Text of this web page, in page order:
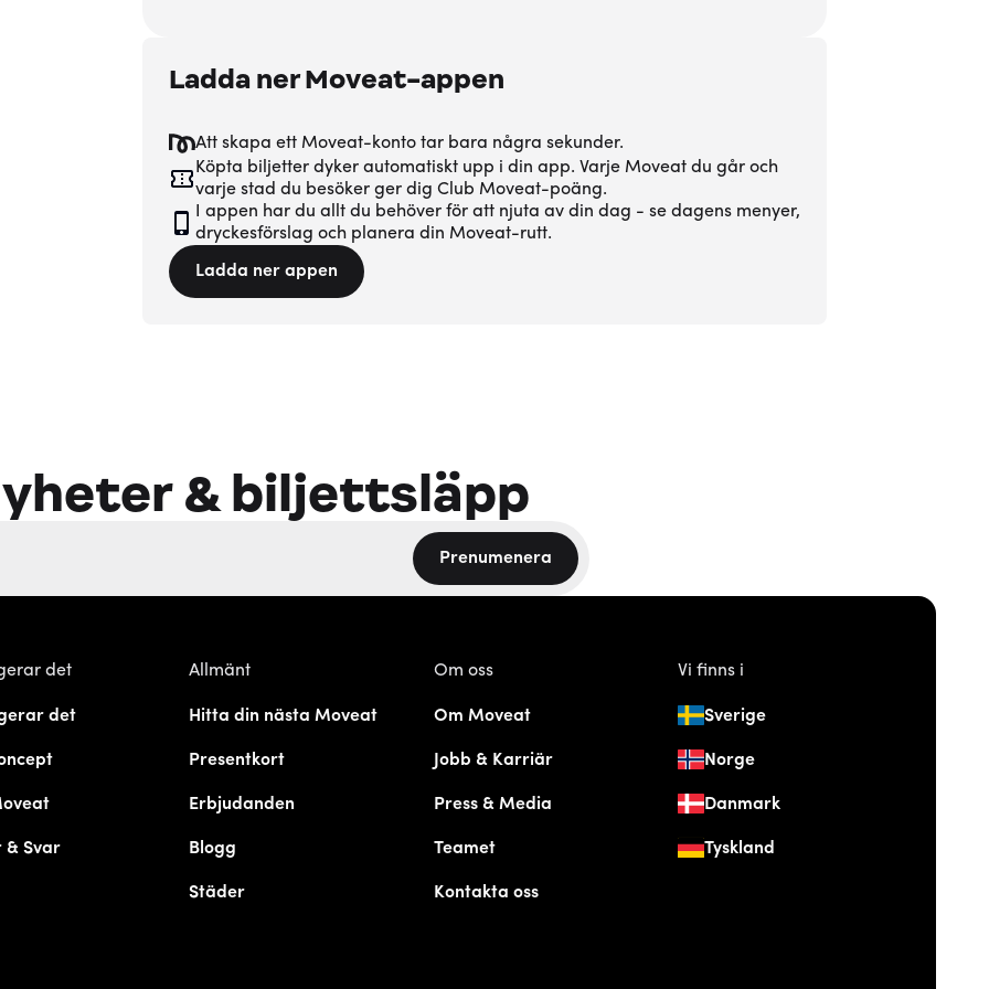
Ladda ner Moveat-appen
Att skapa ett Moveat-konto tar bara några sekunder.
Köpta biljetter dyker automatiskt upp i din app. Varje Moveat du går och
varje stad du besöker ger dig Club Moveat-poäng.
I appen har du allt du behöver för att njuta av din dag - se dagens menyer,
dryckesförslag och planera din Moveat-rutt.
Ladda ner appen
& biljettsläpp
Prenumenera
det
det
& Svar
Allmänt
Hitta din nästa Moveat
Presentkort
Erbjudanden
Blogg
Städer
Om oss
Om Moveat
Jobb & Karriär
Press & Media
Teamet
Kontakta oss
Vi finns i
Sverige
Norge
Danmark
Tyskland